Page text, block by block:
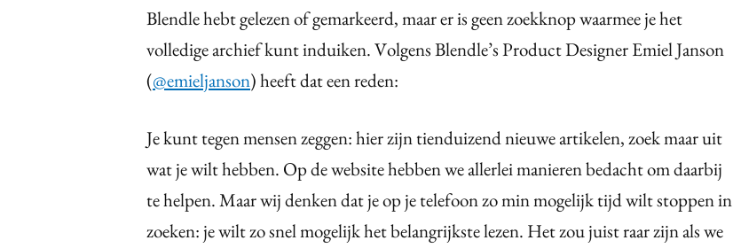
Blendle hebt gelezen of gemarkeerd, maar er is geen zoekknop waarmee je het
volledige archief kunt induiken. Volgens Blendle’s Product Designer Emiel Janson
(@emieljanson) heeft dat een reden:
Je kunt tegen mensen zeggen: hier zijn tienduizend nieuwe artikelen, zoek maar uit
wat je wilt hebben. Op de website hebben we allerlei manieren bedacht om daarbij
te helpen. Maar wij denken dat je op je telefoon zo min mogelijk tijd wilt stoppen in
zoeken: je wilt zo snel mogelijk het belangrijkste lezen. Het zou juist raar zijn als we